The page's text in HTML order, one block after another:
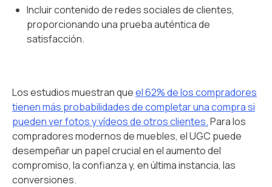
Incluir contenido de redes sociales de clientes,
proporcionando una prueba auténtica de
satisfacción.
Los estudios muestran queel 62% de los compradores
tienen más probabilidades de completar una compra si
pueden ver fotos y vídeos de otros clientes.Para los
compradores modernos de muebles, el UGC puede
desempeñar un papel crucial en el aumento del
compromiso, la confianza y, en última instancia, las
conversiones.